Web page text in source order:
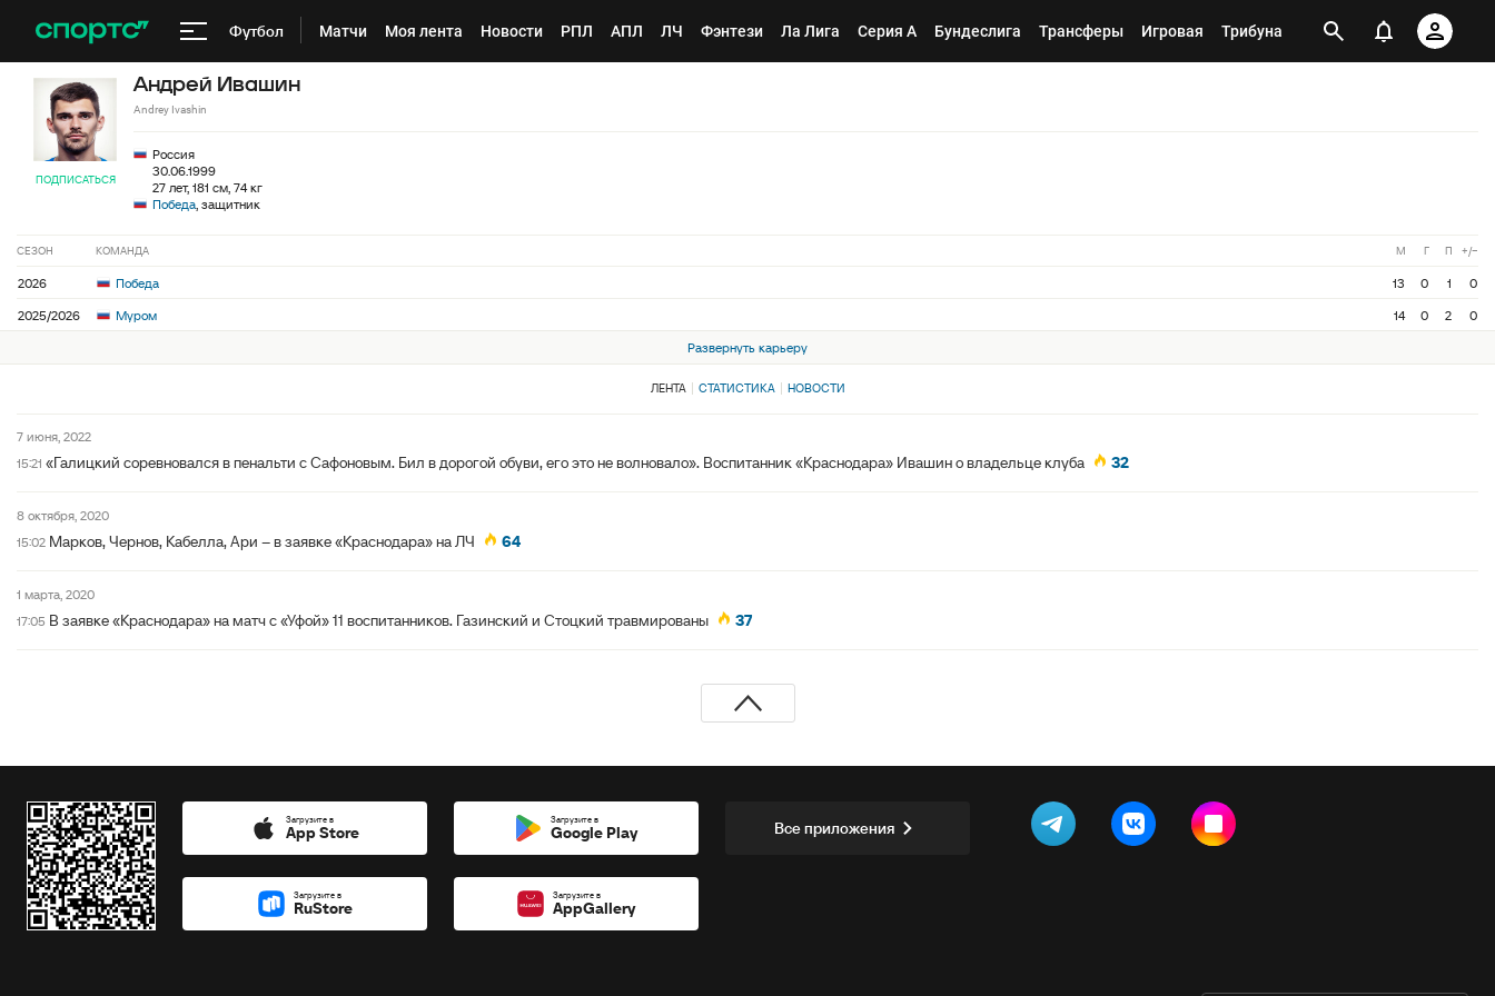
Футбол Матчи Моя лента Новости РПЛ АПЛ ЛЧ Фэнтези Ла Лига Серия А Бундеслига Трансферы Игровая Трибуна
ПОДПИСАТЬСЯ
Андрей Ивашин
Andrey Ivashin
Россия
30.06.1999
27 лет, 181 см, 74 кг
Победа, защитник
СЕЗОН КОМАНДА М Г П +/−
2026 Победа 13 0 1
0
2025/2026
Муром 14 0 2
0
Развернуть карьеру
ЛЕНТА СТАТИСТИКА НОВОСТИ
7 июня, 2022
15:21 «Галицкий соревновался в пенальти с Сафоновым. Бил в дорогой обуви, его это не волновало». Воспитанник «Краснодара» Ивашин о владельце клуба 32
8 октября, 2020
15:02 Марков, Чернов, Кабелла, Ари – в заявке «Краснодара» на ЛЧ 64
1 марта, 2020
17:05 В заявке «Краснодара» на матч с «Уфой» 11 воспитанников. Газинский и Стоцкий травмированы 37
Загрузите в
App Store
Загрузите в
Google Play
Загрузите в
RuStore
Загрузите в
AppGallery
Все приложения